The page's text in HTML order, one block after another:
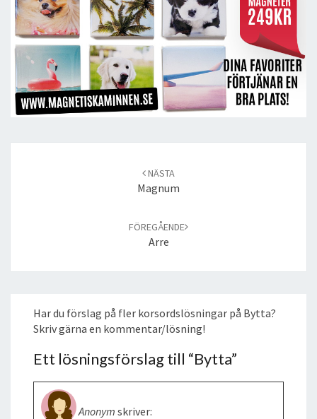
NÄSTA
Magnum
FÖREGÅENDE
Arre
Har du förslag på fler korsordslösningar på Bytta?
Skriv gärna en kommentar/lösning!
Ett lösningsförslag till “Bytta”
Anonym skriver: